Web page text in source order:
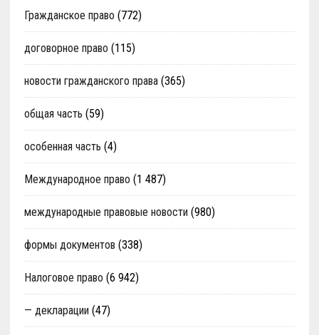
Гражданское право (772)
договорное право (115)
новости гражданского права(365)
общая часть (59)
особенная часть (4)
Международное право (1 487)
международные правовые новости (980)
формы документов (338)
Налоговое право (6 942)
— декларации (47)